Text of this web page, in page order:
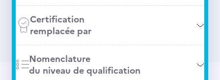
Certification
remplacée par
Nomenclature
du niveau de qualification